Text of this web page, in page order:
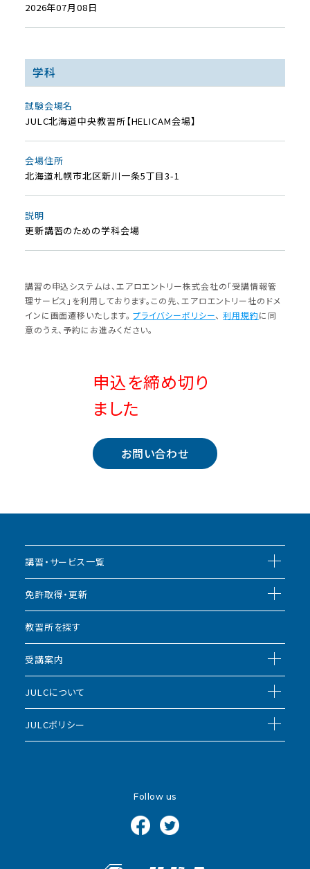
2026年07月08日
学科
試験会場名
JULC北海道中央教習所【HELICAM会場】
会場住所
北海道札幌市北区新川一条5丁目3-1
説明
更新講習のための学科会場
講習の申込システムは、エアロエントリー株式会社の「受講情報管
理サービス」を利⽤しております。この先、エアロエントリー社のドメ
インに画⾯遷移いたします。 プライバシーポリシー、利⽤規約に同
意のうえ、予約にお進みください。
申込を締め切り
ました
お問い合わせ
講習・サービス一覧
免許取得・更新
教習所を探す
受講案内
JULCについて
JULCポリシー
Follow us